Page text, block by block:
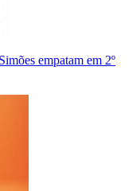
empatam em 2º